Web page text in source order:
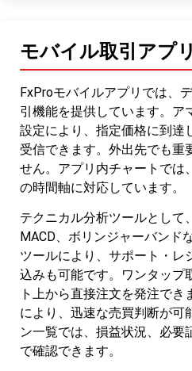
モバイル取引アプ
FxProモバイルアプリでは、
引機能を提供しています。ア
設定により、指定価格に到達
受信できます。外出先でも重
せん。アプリ内チャートでは
の時間軸に対応しています。
テクニカル分析ツールとして
MACD、ボリンジャーバンド
ツールにより、サポート・レ
込みも可能です。ワンタップ
ト上から直接注文を発注で
により、迅速な売買判断が可
ン一覧では、損益状況、必要
で確認できます。